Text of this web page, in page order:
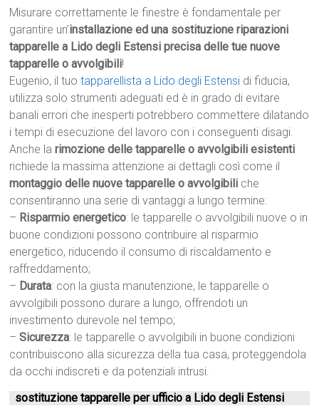
Misurare correttamente le finestre è fondamentale per
garantire un’installazione ed una sostituzione riparazioni
tapparelle a Lido degli Estensi precisa delle tue nuove
tapparelle o avvolgibili!
Eugenio, il tuo tapparellista a Lido degli Estensi di fiducia,
utilizza solo strumenti adeguati ed è in grado di evitare
banali errori che inesperti potrebbero commettere dilatando
i tempi di esecuzione del lavoro con i conseguenti disagi.
Anche larimozione delle tapparelle o avvolgibili esistenti
richiede la massima attenzione ai dettagli così come il
montaggio delle nuove tapparelle o avvolgibili che
consentiranno una serie di vantaggi a lungo termine:
– Risparmio energetico: le tapparelle o avvolgibili nuove o in
buone condizioni possono contribuire al risparmio
energetico, riducendo il consumo di riscaldamento e
raffreddamento;
– Durata: con la giusta manutenzione, le tapparelle o
avvolgibili possono durare a lungo, offrendoti un
investimento durevole nel tempo;
–Sicurezza: le tapparelle o avvolgibili in buone condizioni
contribuiscono alla sicurezza della tua casa, proteggendola
da occhi indiscreti e da potenziali intrusi.
sostituzione tapparelle per ufficio a Lido degli Estensi